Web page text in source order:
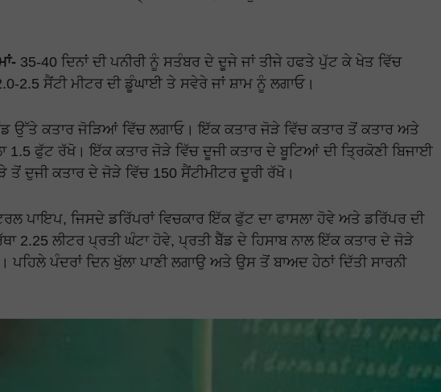
35-40 ਦਿਨਾਂ ਦੀ ਪਨੀਰੀ ਨੂੰ ਸਤੰਬਰ ਦੇ ਦੂਜੇ ਜਾਂ ਤੀਜੇ ਹਫਤੇ ਪੁੱਟ ਕੇ ਖੇਤ ਵਿੱਚ
2.5 ਸੈਂਟੀ ਮੀਟਰ ਦੀ ਡੂੰਘਾਈ ਤੇ ਸਵੇਰੇ ਜਾਂ ਸ਼ਾਮ ਨੂੰ ਲਗਾਓ।
ਉੱਤੇ ਕਤਾਰ ਜੋੜਿਆਂ ਵਿੱਚ ਲਗਾਓ। ਇੱਕ ਕਤਾਰ ਜੋੜੇ ਵਿੱਚ ਕਤਾਰ ਤੋਂ ਕਤਾਰ ਅਤੇ
1.5 ਫੁੱਟ ਰੱਖੋ। ਇੱਕ ਕਤਾਰ ਜੋੜੇ ਵਿੱਚ ਦੂਜੀ ਕਤਾਰ ਦੇ ਬੂਟਿਆਂ ਦੀ ਤ੍ਰਿਕੋਣੀ ਬਿਜਾਈ
ਦੁਜੀ ਕਤਾਰ ਦੇ ਜੋੜੇ ਵਿੱਚ 150 ਸੈਂਟੀਮੀਟਰ ਦੂਰੀ ਰੱਖੋ।
ਪਾਇਪ, ਜਿਸਦੇ ਡਰਿੱਪਰਾਂ ਵਿਚਕਾਰ ਇੱਕ ਫੁੱਟ ਦਾ ਫਾਸਲਾ ਹੋਵੇ ਅਤੇ ਡਰਿੱਪਰ ਦੀ
2.25 ਲੀਟਰ ਪ੍ਰਤੀ ਘੰਟਾ ਹੋਵੇ, ਪ੍ਰਤੀ ਬੈੱਡ ਦੇ ਹਿਸਾਬ ਨਾਲ ਇੱਕ ਕਤਾਰ ਦੇ ਜੋੜੇ
ਪਹਿਲੇ ਪੰਦਰਾਂ ਦਿਨ ਖੁੱਲਾ ਪਾਣੀ ਲਗਾਉ ਅਤੇ ਉਸ ਤੋਂ ਬਾਅਦ ਹੇਠਾਂ ਦਿੱਤੀ ਸਾਰਨੀ